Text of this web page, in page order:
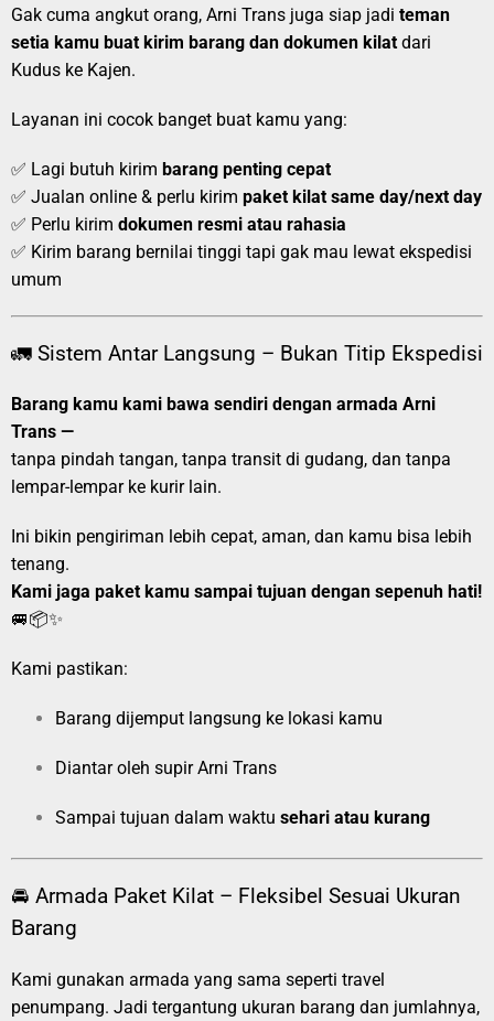
Gak cuma angkut orang, Arni Trans juga siap jadi teman
setia kamu buat kirim barang dan dokumen kilat dari
Kudus ke Kajen.
Layanan ini cocok banget buat kamu yang:
✅ Lagi butuh kirim barang penting cepat
✅ Jualan online & perlu kirim paket kilat same day/next day
✅ Perlu kirim dokumen resmi atau rahasia
✅ Kirim barang bernilai tinggi tapi gak mau lewat ekspedisi
umum
🚛 Sistem Antar Langsung – Bukan Titip Ekspedisi
Barang kamu kami bawa sendiri dengan armada Arni
Trans —
tanpa pindah tangan, tanpa transit di gudang, dan tanpa
lempar-lempar ke kurir lain.
Ini bikin pengiriman lebih cepat, aman, dan kamu bisa lebih
tenang.
Kami jaga paket kamu sampai tujuan dengan sepenuh hati!
🚐📦✨
Kami pastikan:
Barang dijemput langsung ke lokasi kamu
Diantar oleh supir Arni Trans
Sampai tujuan dalam waktu sehari atau kurang
🚘 Armada Paket Kilat – Fleksibel Sesuai Ukuran
Barang
Kami gunakan armada yang sama seperti travel
penumpang. Jadi tergantung ukuran barang dan jumlahnya,